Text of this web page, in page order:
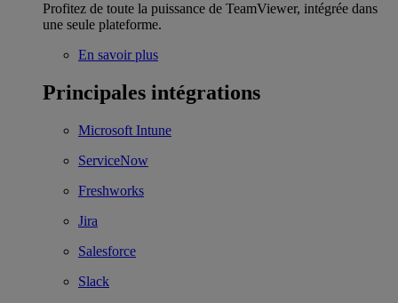
Profitez de toute la puissance de TeamViewer, intégrée dans
une seule plateforme.
En savoir plus
Principales intégrations
Microsoft Intune
ServiceNow
Freshworks
Jira
Salesforce
Slack